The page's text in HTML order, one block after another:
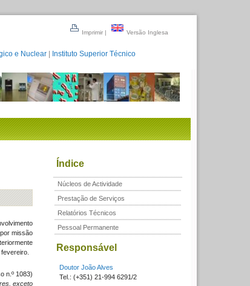
e Nuclear| Instituto Superior Técnico
Imprimir | Versão Inglesa
missão
n.º 1083)
exceto
Índice
Núcleos de Actividade
Prestação de Serviços
Relatórios Técnicos
Pessoal Permanente
Responsável
Doutor João Alves
Tel.: (+351) 21-994 6291/2